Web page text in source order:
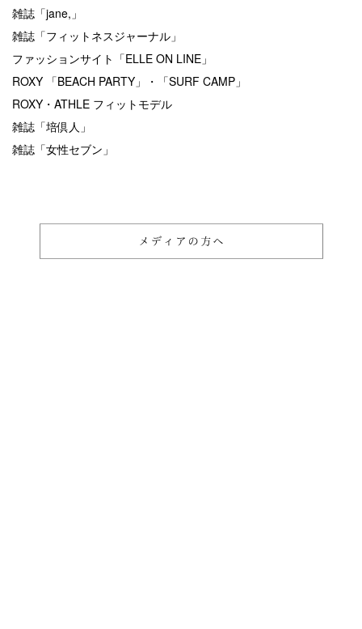
雑誌「jane,」
雑誌「フィットネスジャーナル」
ファッションサイト「ELLE ON LINE」
ROXY 「BEACH PARTY」・「SURF CAMP」
ROXY・ATHLE フィットモデル
雑誌「培倶人」
雑誌「女性セブン」